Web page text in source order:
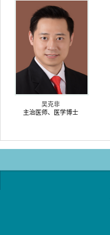
吴克非
主治医师、医学博士